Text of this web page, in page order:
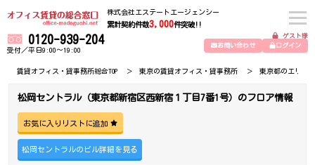
株式会社エステートエージェンシー
累計契約件数3,000件突破!!
0120-939-204
受付／平日9:00～19:00
ゲスト様
お問い合わせ
ログイン
賃貸オフィス・貸事務所総合TOP 東京の賃貸オフィス・貸事務所 東京都のエリア
松岡セントラル（東京都新宿区西新宿１丁目7番1号）のフロア情報
お気に入りリストに追加
松岡セントラルのビル詳細を見る